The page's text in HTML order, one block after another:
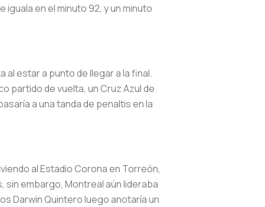
iguala en el minuto 92, y un minuto
estar a punto de llegar a la final.
partido de vuelta, un Cruz Azul de
a una tanda de penaltis en la
al Estadio Corona en Torreón,
sin embargo, Montreal aún lideraba
Darwin Quintero luego anotaría un